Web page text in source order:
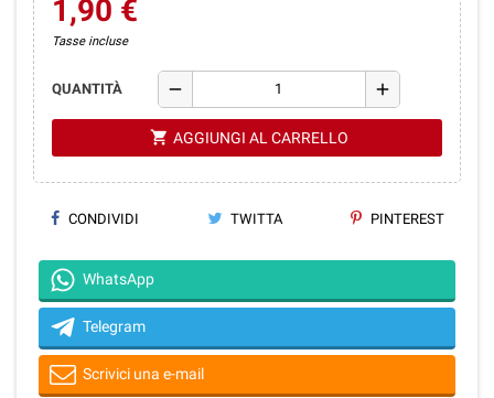
1,90 €
Tasse incluse
QUANTITÀ remove add
shopping_cart AGGIUNGI AL CARRELLO
CONDIVIDI TWITTA PINTEREST
WhatsApp
Telegram
Scrivici una e-mail